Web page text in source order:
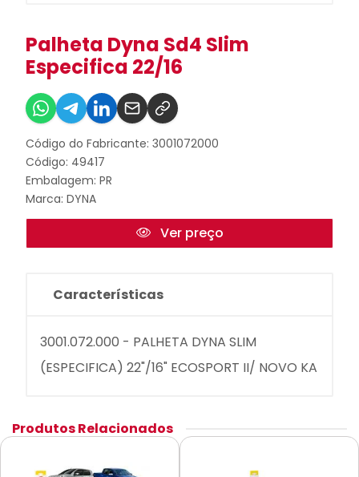
Palheta Dyna Sd4 Slim
Especifica 22/16
Código do Fabricante: 3001072000
Código: 49417
Embalagem: PR
Marca: DYNA
Ver preço
Características
3001.072.000 - PALHETA DYNA SLIM
(ESPECIFICA) 22"/16" ECOSPORT II/ NOVO KA
Produtos Relacionados